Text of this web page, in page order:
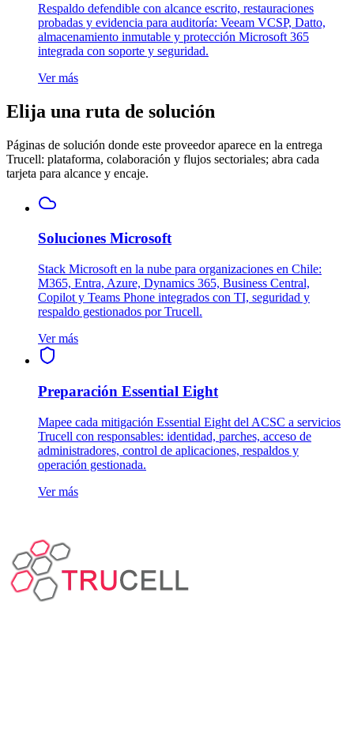
Respaldo defendible con alcance escrito, restauraciones
probadas y evidencia para auditoría: Veeam VCSP, Datto,
almacenamiento inmutable y protección Microsoft 365
integrada con soporte y seguridad.
Ver más
Elija una ruta de solución
Páginas de solución donde este proveedor aparece en la entrega
Trucell: plataforma, colaboración y flujos sectoriales; abra cada
tarjeta para alcance y encaje.
Soluciones Microsoft
Stack Microsoft en la nube para organizaciones en Chile:
M365, Entra, Azure, Dynamics 365, Business Central,
Copilot y Teams Phone integrados con TI, seguridad y
respaldo gestionados por Trucell.
Ver más
Preparación Essential Eight
Mapee cada mitigación Essential Eight del ACSC a servicios
Trucell con responsables: identidad, parches, acceso de
administradores, control de aplicaciones, respaldos y
operación gestionada.
Ver más